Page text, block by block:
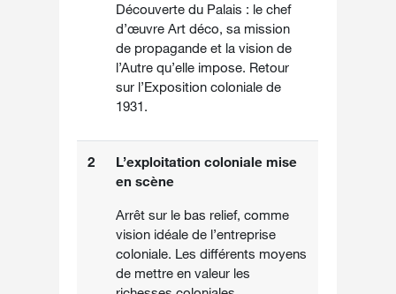
Découverte du Palais : le chef
d’œuvre Art déco, sa mission
de propagande et la vision de
l’Autre qu’elle impose. Retour
sur l’Exposition coloniale de
1931.
2
L’exploitation coloniale mise
en scène
Arrêt sur le bas relief, comme
vision idéale de l’entreprise
coloniale. Les différents moyens
de mettre en valeur les